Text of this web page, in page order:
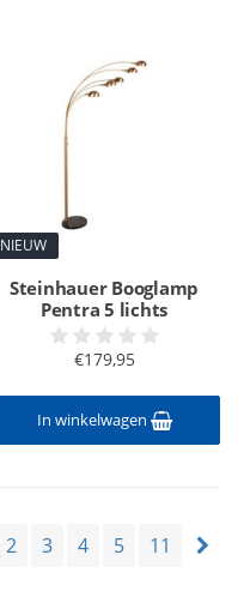
NIEUW
Steinhauer Booglamp
Pentra 5 lichts
€179,95
In winkelwagen
2 3 4 5 11